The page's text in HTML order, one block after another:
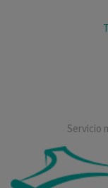
Servicio